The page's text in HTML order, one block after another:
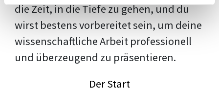
die Zeit, in die Tiefe zu gehen, und du
wirst bestens vorbereitet sein, um deine
wissenschaftliche Arbeit professionell
und überzeugend zu präsentieren.
Der Start